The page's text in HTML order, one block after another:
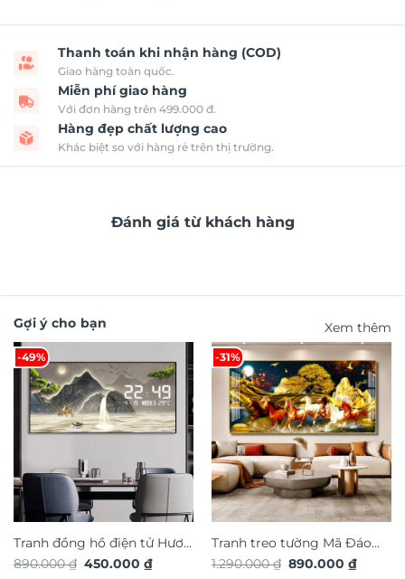
Thanh toán khi nhận hàng (COD)
Giao hàng toàn quốc.
Miễn phí giao hàng
Với đơn hàng trên 499.000 đ.
Hàng đẹp chất lượng cao
Khác biệt so với hàng rẻ trên thị trường.
Đánh giá từ khách hàng
Gợi ý cho bạn Xem thêm
-49%
Tranh đồng hồ điện tử Hươu
Tài Lộc TG4917S
890.000₫ Giá
450.000₫Giá
-31%
Tranh treo tường Mã Đáo
Thành Công TG4932S
1.290.000₫ Giá
890.000₫Giá